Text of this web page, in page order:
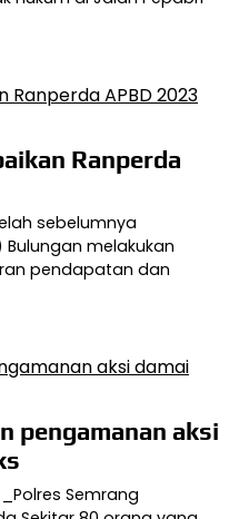
Ranperda
sebelumnya
melakukan
pendapatan dan
pengamanan aksi
Semrang